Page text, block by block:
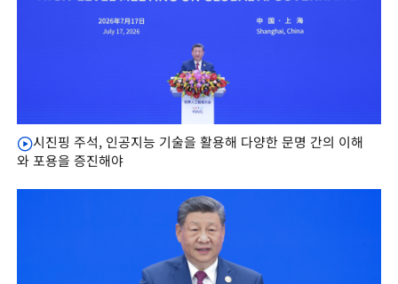
시진핑 주석, 인공지능 기술을 활용해 다양한 문명 간의 이해
와 포용을 증진해야